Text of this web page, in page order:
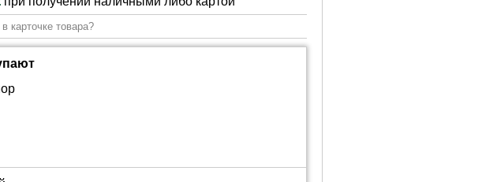
карточке товара?